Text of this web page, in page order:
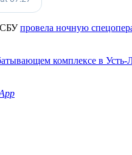
СБУпровела ночную
комплексе в Усть-